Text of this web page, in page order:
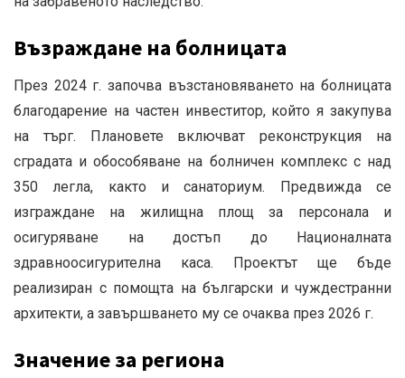
Възраждане на болницата
През 2024 г. започва възстановяването на болницата
благодарение на частен инвеститор, който я закупува
на търг.
Плановете включват реконструкция на
сградата и обособяване на болничен комплекс с над
350 легла, както и санаториум.
Предвижда се
изграждане на жилищна площ за персонала и
осигуряване на достъп до Националната
здравноосигурителна каса.
Проектът ще бъде
реализиран с помощта на български и чуждестранни
архитекти, а завършването му се очаква през 2026 г.
Значение за региона